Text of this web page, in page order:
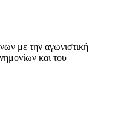
με την αγωνιστική
και του